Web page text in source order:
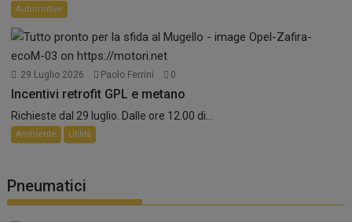
Automotive
29 Luglio 2026 Paolo Ferrini 0
Incentivi retrofit GPL e metano
Richieste dal 29 luglio. Dalle ore 12.00 di...
Ambiente Utilità
Pneumatici